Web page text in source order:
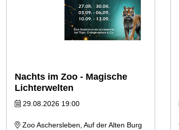
Nachts im Zoo - Magische
Lichterwelten
29.08.2026 19:00
Zoo Aschersleben, Auf der Alten Burg